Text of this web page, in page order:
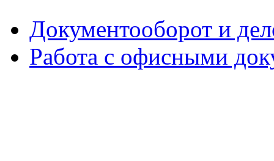
Документооборот и
Работа с офисными